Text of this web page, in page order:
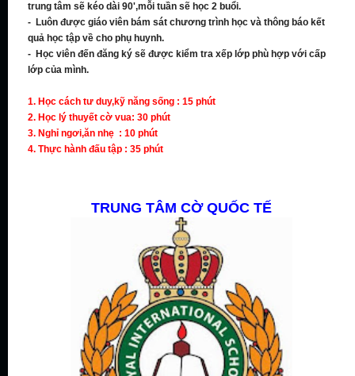
trung tâm sẽ kéo dài 90',mỗi tuần sẽ học 2 buổi.
- Luôn được giáo viên bám sát chương trình học và thông báo kết
quả học tập về cho phụ huynh.
- Học viên đến đăng ký sẽ được kiểm tra xếp lớp phù hợp với cấp
lớp của mình.
1. Học cách tư duy,kỹ năng sống : 15 phút
2. Học lý thuyết cờ vua: 30 phút
3. Nghỉ ngơi,ăn nhẹ : 10 phút
4. Thực hành đấu tập : 35 phút
TRUNG TÂM CỜ QUỐC TẾ